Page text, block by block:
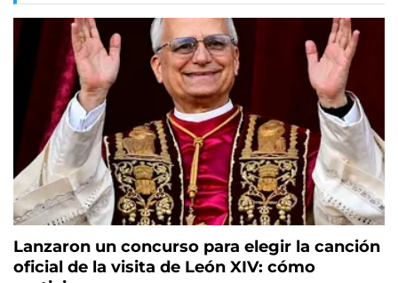
Lanzaron un concurso para elegir la canción
oficial de la visita de León XIV: cómo